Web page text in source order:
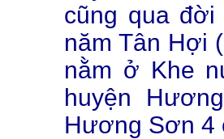
cũng qua
năm Tân Hợi
nằm ở Khe
huyện
Hương Sơn 4